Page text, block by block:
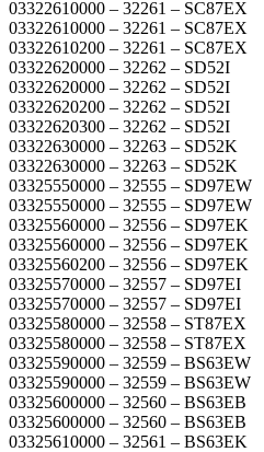
03322610000 – 32261 – SC87EX
03322610000 – 32261 – SC87EX
03322610200 – 32261 – SC87EX
03322620000 – 32262 – SD52I
03322620000 – 32262 – SD52I
03322620200 – 32262 – SD52I
03322620300 – 32262 – SD52I
03322630000 – 32263 – SD52K
03322630000 – 32263 – SD52K
03325550000 – 32555 – SD97EW
03325550000 – 32555 – SD97EW
03325560000 – 32556 – SD97EK
03325560000 – 32556 – SD97EK
03325560200 – 32556 – SD97EK
03325570000 – 32557 – SD97EI
03325570000 – 32557 – SD97EI
03325580000 – 32558 – ST87EX
03325580000 – 32558 – ST87EX
03325590000 – 32559 – BS63EW
03325590000 – 32559 – BS63EW
03325600000 – 32560 – BS63EB
03325600000 – 32560 – BS63EB
03325610000 – 32561 – BS63EK